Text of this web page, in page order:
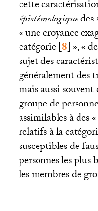
cette
épistémologiquedes
«une croyance
catégorie[8]», «
sujet des
généralement des
mais aussi
groupe de
assimilables à des «
relatifs à la
susceptibles de
personnes les
les membres de